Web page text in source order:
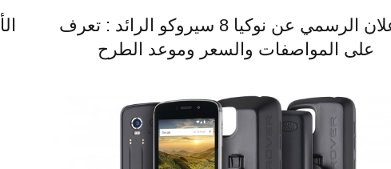
الإعلان الرسمي عن نوكيا 8 سيروكو الرائد : تعرف
على المواصفات والسعر وموعد الطرح